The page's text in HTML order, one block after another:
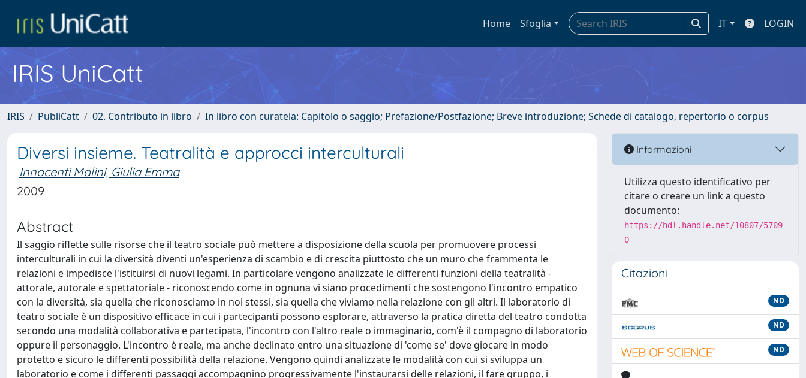
Home Sfoglia IT LOGIN
IRIS UniCatt
IRIS PubliCatt 02. Contributo in libro In libro con curatela: Capitolo o saggio; Prefazione/Postfazione; Breve introduzione; Schede di catalogo, repertorio o corpus
Diversi insieme. Teatralità e approcci interculturali
Innocenti Malini, Giulia Emma
2009
Abstract
Il saggio riflette sulle risorse che il teatro sociale può mettere a disposizione della scuola per promuovere processi
interculturali in cui la diversità diventi un'esperienza di scambio e di crescita piuttosto che un muro che frammenta le
relazioni e impedisce l'istituirsi di nuovi legami. In particolare vengono analizzate le differenti funzioni della teatralità -
attorale, autorale e spettatoriale - riconoscendo come in ognuna vi siano procedimenti che sostengono l'incontro empatico
con la diversità, sia quella che riconosciamo in noi stessi, sia quella che viviamo nella relazione con gli altri. Il laboratorio di
teatro sociale è un dispositivo efficace in cui i partecipanti possono esplorare, attraverso la pratica diretta del teatro condotta
secondo una modalità collaborativa e partecipata, l'incontro con l'altro reale o immaginario, com'è il compagno di laboratorio
oppure il personaggio. L'incontro è reale, ma anche declinato entro una situazione di 'come se' dove giocare in modo
protetto e sicuro le differenti possibilità della relazione. Vengono quindi analizzate le modalità con cui si sviluppa un
laboratorio e come i differenti passaggi accompagnino progressivamente l'instaurarsi delle relazioni, il fare gruppo, i
Informazioni
Utilizza questo identificativo per
citare o creare un link a questo
documento:
https://hdl.handle.net/10807/5709
0
Citazioni
ND
ND
ND